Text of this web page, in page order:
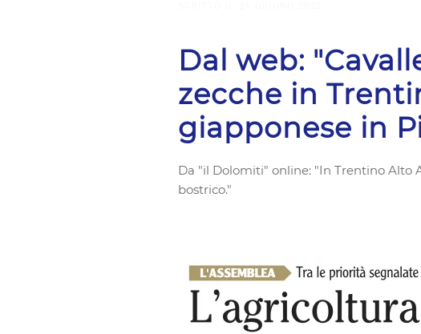
Dal web:
zecche in
giapponese in
Da "il Dolomiti" online: "In Trentino Alto
bostrico."